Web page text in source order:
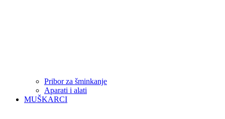
Pribor za šminkanje
Aparati i alati
MUŠKARCI